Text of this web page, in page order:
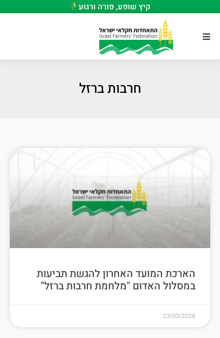
קיץ שופע, פורה ורגוע
חרבות ברזל
הארכת המועד האחרון להגשת תביעות
במסלול האדום "מלחמת חרבות ברזל"
23/03/2026